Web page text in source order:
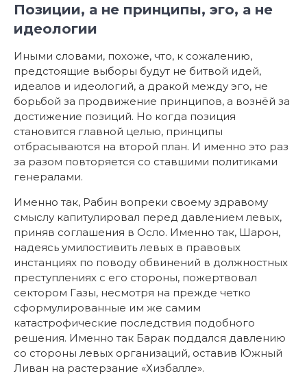
Позиции, а не принципы, эго, а не
идеологии
Иными словами, похоже, что, к сожалению,
предстоящие выборы будут не битвой идей,
идеалов и идеологий, а дракой между эго, не
борьбой за продвижение принципов, а вознёй за
достижение позиций. Но когда позиция
становится главной целью, принципы
отбрасываются на второй план. И именно это раз
за разом повторяется со ставшими политиками
генералами.
Именно так, Рабин вопреки своему здравому
смыслу капитулировал перед давлением левых,
приняв соглашения в Осло. Именно так, Шарон,
надеясь умилостивить левых в правовых
инстанциях по поводу обвинений в должностных
преступлениях с его стороны, пожертвовал
сектором Газы, несмотря на прежде четко
сформулированные им же самим
катастрофические последствия подобного
решения. Именно так Барак поддался давлению
со стороны левых организаций, оставив Южный
Ливан на растерзание «Хизбалле».